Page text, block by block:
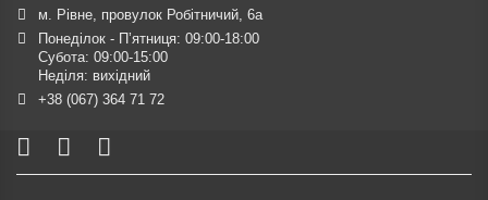
м. Рівне, провулок Робітничий, 6а
Понеділок - П’ятниця: 09:00-18:00
Субота: 09:00-15:00
Неділя: вихідний
+38 (067) 364 71 72